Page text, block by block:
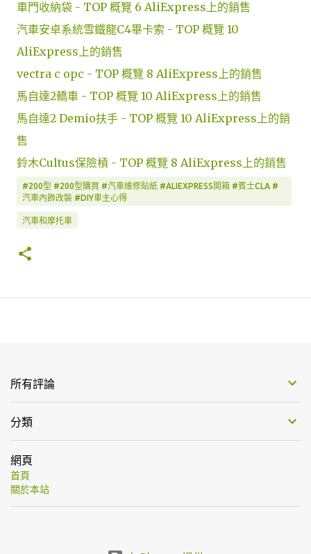
車門收納袋 - TOP 概覽 6 AliExpress上的銷售
汽車安卓系統雪鐵龍C4畢卡索 - TOP 概覽 10
AliExpress上的銷售
vectra c opc - TOP 概覽 8 AliExpress上的銷售
馬自達2轎車 - TOP 概覽 10 AliExpress上的銷售
馬自達2 Demio扶手 - TOP 概覽 10 AliExpress上的銷
售
鈴木Cultus保險槓 - TOP 概覽 8 AliExpress上的銷售
#200型 #200型購買 #汽車維修貼紙 #ALIEXPRESS開箱 #賓士CLA #
汽車內飾改裝 #DIY車主心得
汽車和摩托車
所有評論
分類
網頁
首頁
關於本站